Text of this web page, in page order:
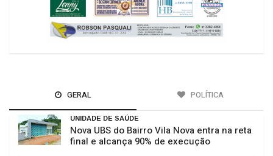
GERAL POLÍTICA
UNIDADE DE SAÚDE
Nova UBS do Bairro Vila Nova entra na reta
final e alcança 90% de execução